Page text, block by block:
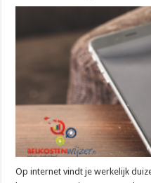
Op internet vindt je werkelijk